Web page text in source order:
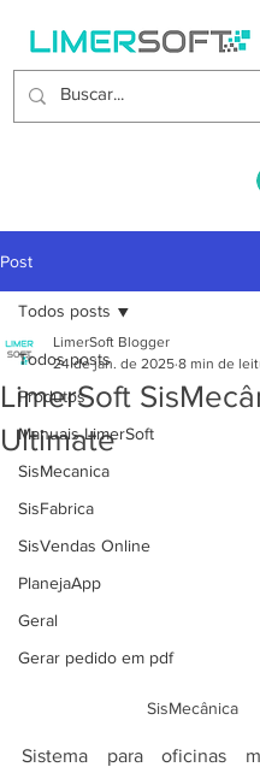
Post
Todos posts
Produtos
Manuais LimerSoft
SisMecanica
SisFabrica
SisVendas Online
PlanejaApp
Geral
Gerar pedido em pdf
Todos posts
LimerSoft
Ultimate
LimerSoft Blogger
24 de jan. de 2025 8 min de
SisMecânica
Sistema para oficinas